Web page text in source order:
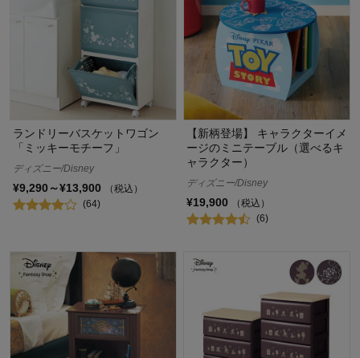
ランドリーバスケットワゴン
「ミッキーモチーフ」
ディズニー/Disney
¥9,290～¥13,900
（税込）
(64)
【新柄登場】 キャラクターイメ
ージのミニテーブル（選べるキ
ャラクター）
ディズニー/Disney
¥19,900
（税込）
(6)